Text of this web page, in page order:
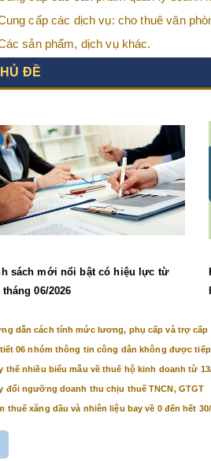
cấp các dịch vụ: cho thuê văn
chia sẻ…vv
sản phẩm, dịch vụ khác.
ĐỀ
sách mới nổi bật có hiệu lực từ
06/2026
dẫn cách tính mức lương, phụ cấp và trợ cấp
06 nhóm thông tin công dân không được tiếp
thế nhiều biểu mẫu về thuế hộ kinh doanh từ
đổi ngưỡng doanh thu chịu thuế TNCN, GTGT
thuế xăng dầu và nhiên liệu bay về 0 đến hết 30/